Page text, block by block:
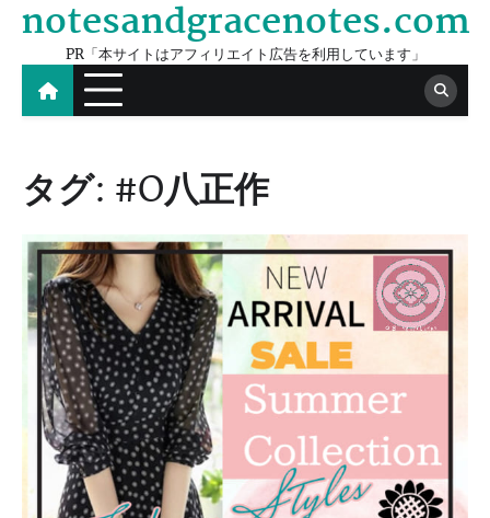
Skip
content
notesandgracenotes.com
PR「本サイトはアフィリエイト広告を利用しています」
タグ: #O八正作